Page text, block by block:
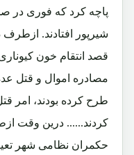
پاچه کرد که فوری در
شیرپور افتادند.
قصد انتقام خون
مصادره اموال و قتل
طرح کرده بودند، امر
کردند...... درین وقت
حکمران نظامی شهر